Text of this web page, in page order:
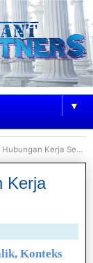
▼
Kerja Sebelum PKWT Berakhir
Kerja
Konteks